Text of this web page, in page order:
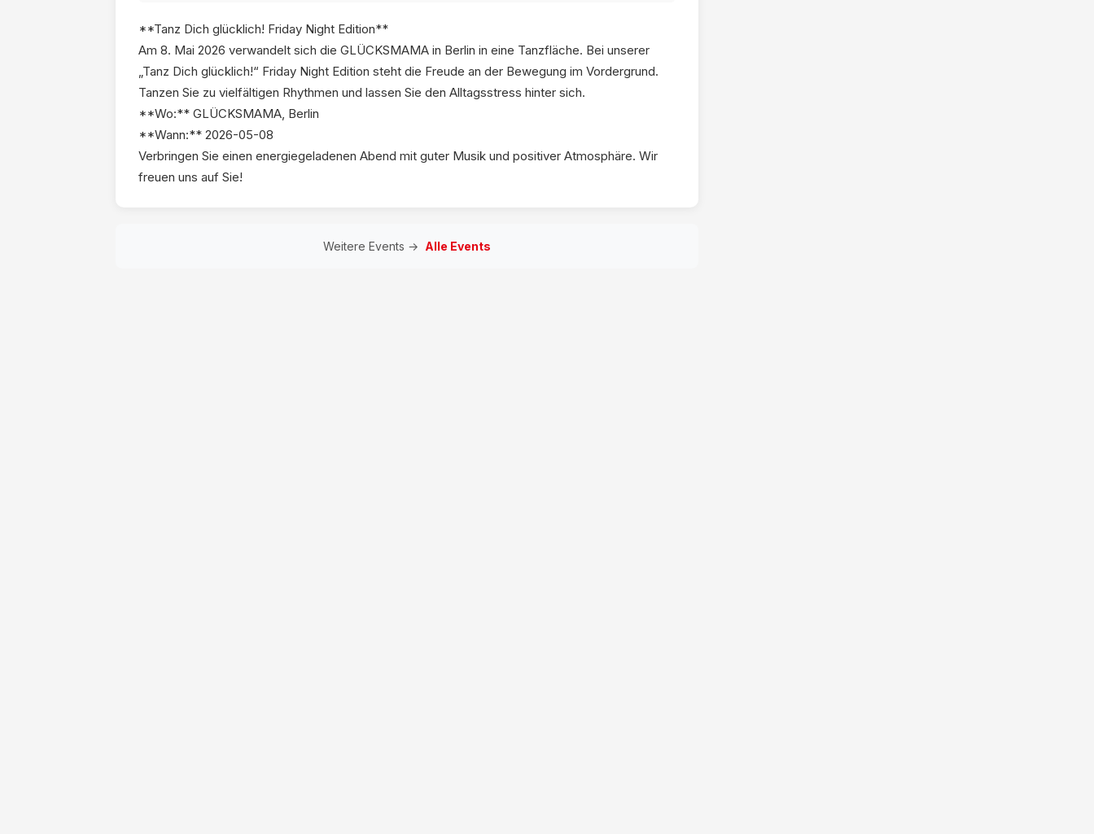
**Tanz Dich glücklich! Friday Night Edition**
Am 8. Mai 2026 verwandelt sich die GLÜCKSMAMA in Berlin in eine Tanzfläche. Bei unserer
„Tanz Dich glücklich!“ Friday Night Edition steht die Freude an der Bewegung im Vordergrund.
Tanzen Sie zu vielfältigen Rhythmen und lassen Sie den Alltagsstress hinter sich.
**Wo:** GLÜCKSMAMA, Berlin
**Wann:** 2026-05-08
Verbringen Sie einen energiegeladenen Abend mit guter Musik und positiver Atmosphäre. Wir
freuen uns auf Sie!
Weitere Events → Alle Events